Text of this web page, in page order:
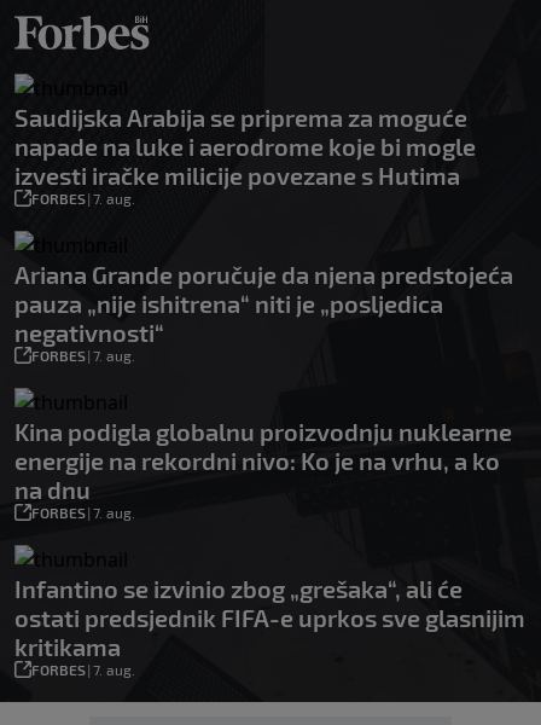
Saudijska Arabija se priprema za moguće
napade na luke i aerodrome koje bi mogle
izvesti iračke milicije povezane s Hutima
FORBES| 7. aug.
Ariana Grande poručuje da njena predstojeća
pauza „nije ishitrena“ niti je „posljedica
negativnosti“
FORBES| 7. aug.
Kina podigla globalnu proizvodnju nuklearne
energije na rekordni nivo: Ko je na vrhu, a ko
na dnu
FORBES| 7. aug.
Infantino se izvinio zbog „grešaka“, ali će
ostati predsjednik FIFA-e uprkos sve glasnijim
kritikama
FORBES| 7. aug.